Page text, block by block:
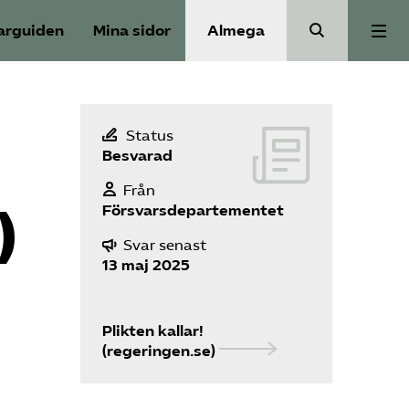
Mina sidor Almega
Om Säkerhets­företagen
Våra frågor
Mina sidor (almega.se)
Status
Besvarad
Från
Försvarsdepartementet
Svar senast
13 maj 2025
Plikten kallar!
(regeringen.se)